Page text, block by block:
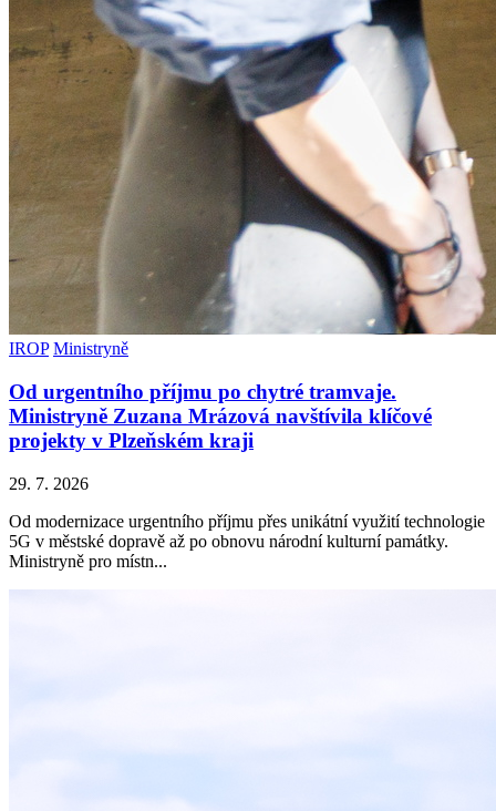
IROP Ministryně
Od urgentního příjmu po chytré tramvaje.
Ministryně Zuzana Mrázová navštívila klíčové
projekty v Plzeňském kraji
29. 7. 2026
Od modernizace urgentního příjmu přes unikátní využití technologie
5G v městské dopravě až po obnovu národní kulturní památky.
Ministryně pro místn...